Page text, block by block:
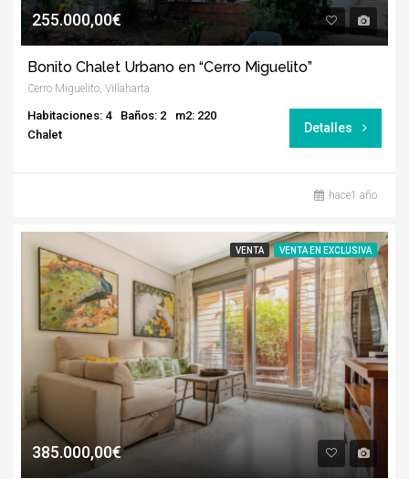
255.000,00€
Bonito Chalet Urbano en “Cerro Miguelito”
Cerro Miguelito, Villaharta
Habitaciones: 4 Baños: 2
m2: 220
Chalet
Detalles
hace1 año
VENTA VENTA EN EXCLUSIVA
385.000,00€